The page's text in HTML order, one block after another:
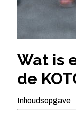
Wat is
de
Inhoudsopgave